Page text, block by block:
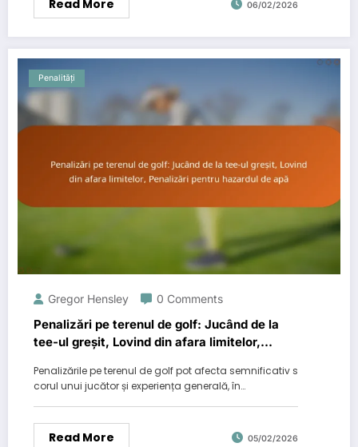
Read More 06/02/2026
Penalități
Gregor Hensley 0 Comments
Penalizări pe terenul de golf: Jucând de la
tee-ul greșit, Lovind din afara limitelor,
Penalizările pe terenul de golf pot afecta semnificativ s
corul unui jucător și experiența generală, în…
Read More 05/02/2026